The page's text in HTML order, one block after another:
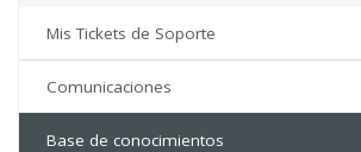
Mis Tickets de Soporte
Comunicaciones
Base de conocimientos